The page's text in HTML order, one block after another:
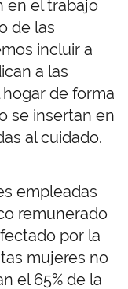
en el trabajo
de las
incluir a
a las
de forma
se insertan en
al cuidado.
empleadas
remunerado
por la
mujeres no
el 65% de la